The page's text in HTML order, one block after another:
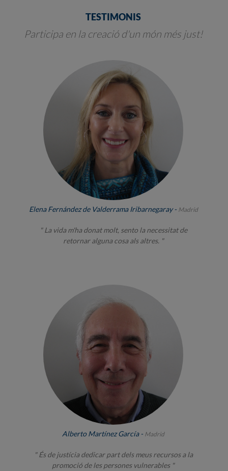
TESTIMONIS
Participa en la creació d'un món més just!
Elena Fernández de Valderrama Iribarnegaray - Madrid
" La vida m'ha donat molt, sento la necessitat de
retornar alguna cosa als altres. "
Alberto Martínez García - Madrid
" És de justícia dedicar part dels meus recursos a la
promoció de les persones vulnerables "